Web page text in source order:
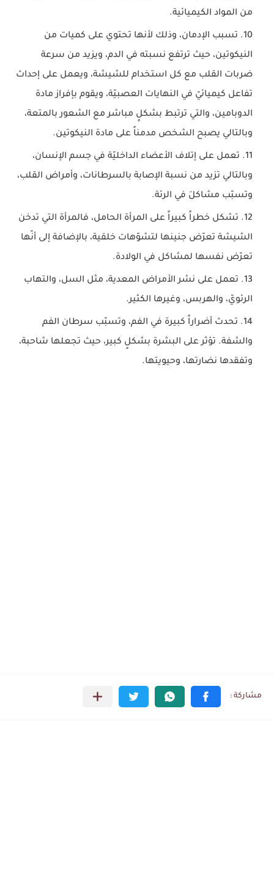
من المواد الكيميائية.
تسبب الإدمان، وذلك لأنها تحتوي على كميات من
النيكوتين، حيث ترتفع نسبته في الدم، ويزيد من سرعة
ضربات القلب مع كل استخدام للشيشة، ويعمل على إحداث
تفاعل كيميائيّ في النهايات العصبيّة، ويقوم بإفراز مادة
الدوبامين، والتي ترتبط بشكلٍ مباشر مع الشعور بالمتعة،
وبالتالي يصبح الشخص مدمناً على مادة النيكوتين.
تعمل على إتلاف الأعضاء الداخليّة في جسم الإنسان،
وبالتالي تزيد من نسبة الإصابة بالسرطانات، وأمراض القلب،
وتسبّب مشاكلَ في الرئة.
تشكل خطراً كبيراً على المرأة الحامل، فالمرأة التي تدخن
الشيشة تعرّض جنينها لتشوّهات خلقية، بالإضافة إلى أنّها
تعرّض نفسها لمشاكل في الولادة.
تعمل على نشر الأمراض المعدية، مثل السل، والتهاب
الرئويّ، والهربس، وغيرها الكثير.
تحدث أضراراً كبيرة في الفم، وتسبّب سرطان الفم
والشفة. تؤثر على البشرة بشكلٍ كبير، حيث تجعلها شاحبة،
وتفقدها نضارتها، وحيويتها.